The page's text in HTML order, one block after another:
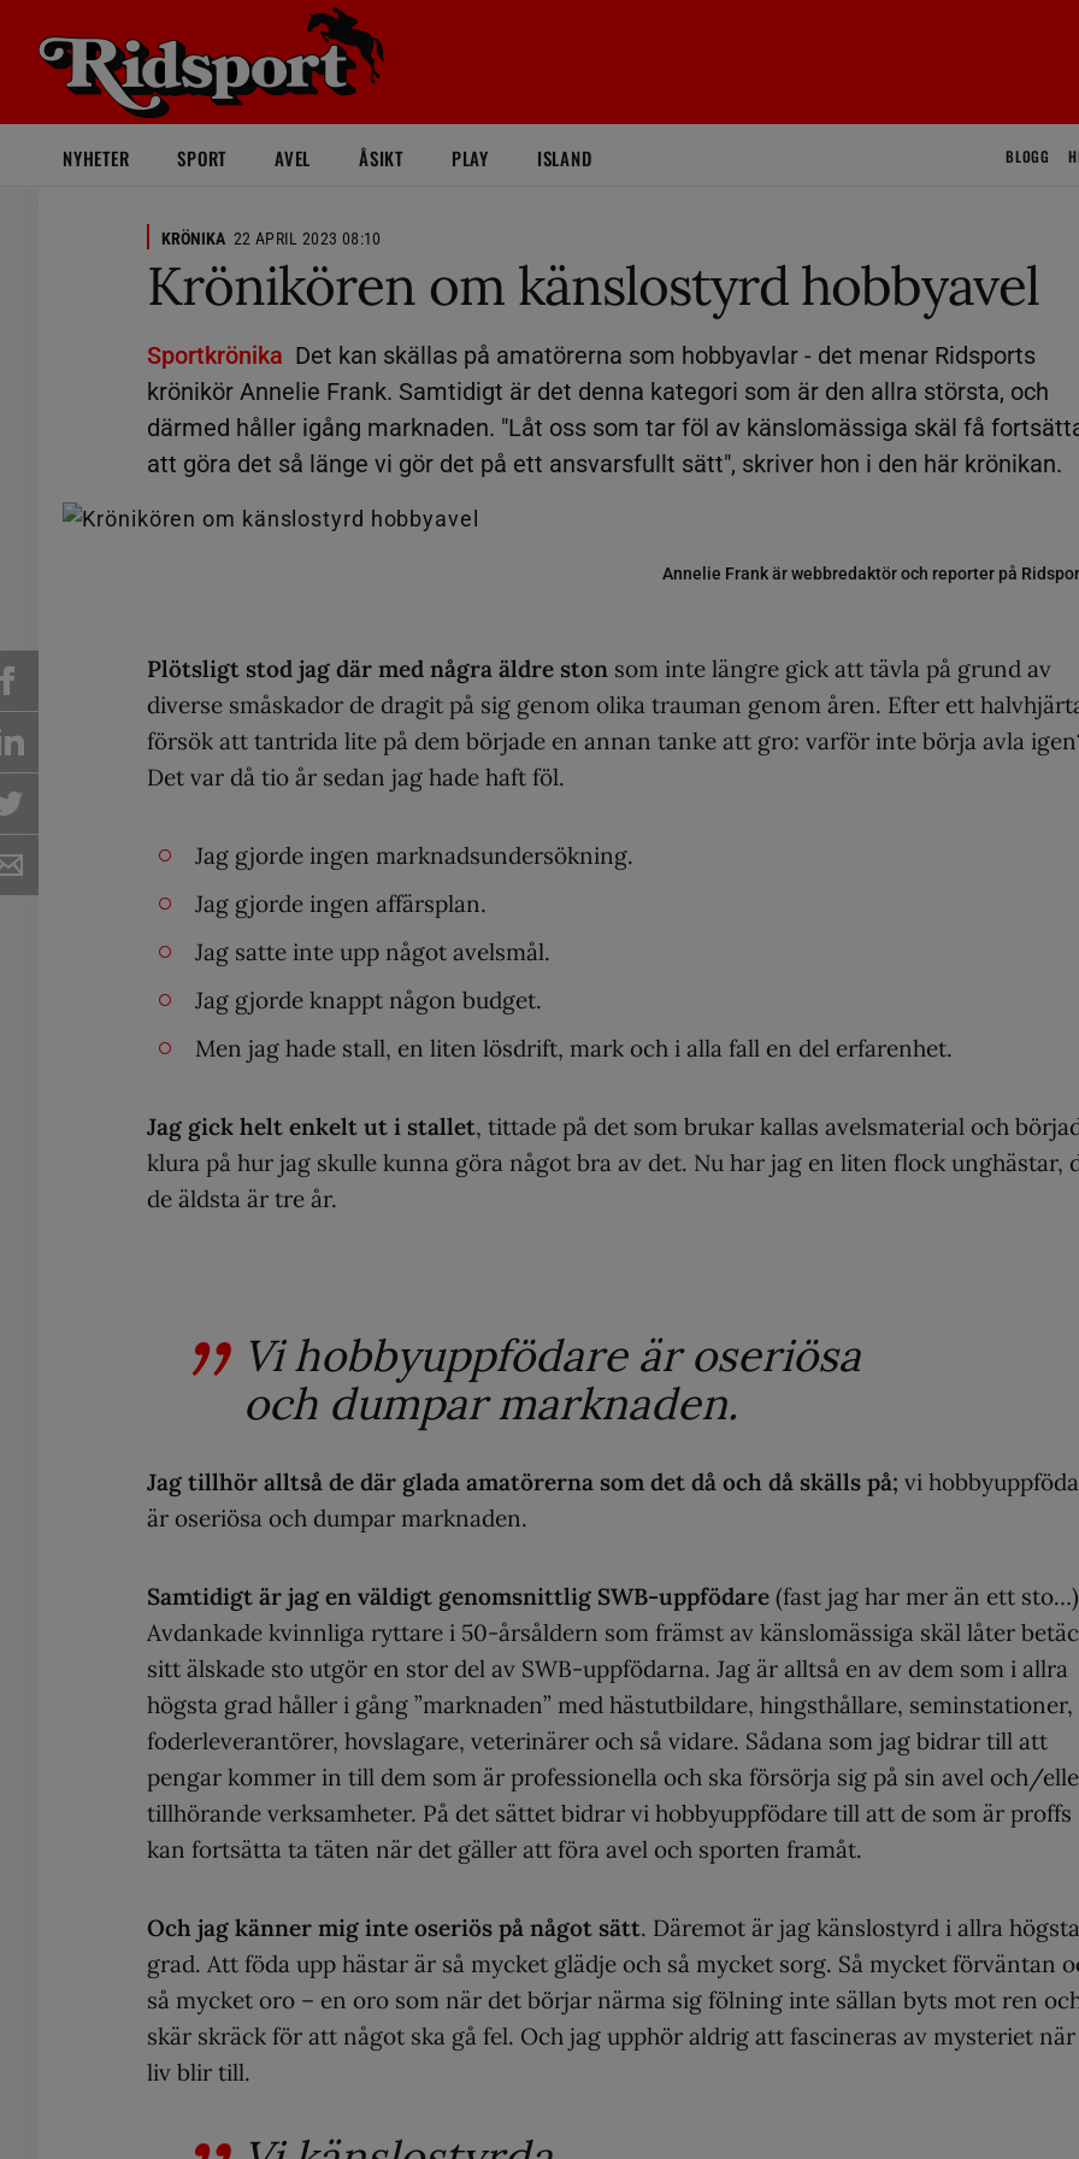
NYHETER SPORT AVEL ÅSIKT PLAY ISLAND BLOGG
KRÖNIKA 22 APRIL 2023 08:10
Krönikören om känslostyrd hobbyavel
Sportkrönika Det kan skällas på amatörerna som hobbyavlar - det menar Ridsports
krönikör Annelie Frank. Samtidigt är det denna kategori som är den allra största, och
därmed håller igång marknaden. "Låt oss som tar föl av känslomässiga skäl få
att göra det så länge vi gör det på ett ansvarsfullt sätt", skriver hon i den här krönikan.
Annelie Frank är webbredaktör och reporter på
Plötsligt stod jag där med några äldre ston som inte längre gick att tävla på grund av
diverse småskador de dragit på sig genom olika trauman genom åren. Efter ett
försök att tantrida lite på dem började en annan tanke att gro: varför inte börja avla
Det var då tio år sedan jag hade haft föl.
Jag gjorde ingen marknadsundersökning.
Jag gjorde ingen affärsplan.
Jag satte inte upp något avelsmål.
Jag gjorde knappt någon budget.
Men jag hade stall, en liten lösdrift, mark och i alla fall en del erfarenhet.
Jag gick helt enkelt ut i stallet, tittade på det som brukar kallas avelsmaterial och
klura på hur jag skulle kunna göra något bra av det. Nu har jag en liten flock unghästar,
de äldsta är tre år.
Vi hobbyuppfödare är oseriösa
och dumpar marknaden.
Jag tillhör alltså de där glada amatörerna som det då och då skälls på; vi
är oseriösa och dumpar marknaden.
Samtidigt är jag en väldigt genomsnittlig SWB-uppfödare (fast jag har mer än ett
Avdankade kvinnliga ryttare i 50-årsåldern som främst av känslomässiga skäl låter
sitt älskade sto utgör en stor del av SWB-uppfödarna. Jag är alltså en av dem som i allra
högsta grad håller i gång ”marknaden” med hästutbildare, hingsthållare, seminstationer,
foderleverantörer, hovslagare, veterinärer och så vidare. Sådana som jag bidrar till att
pengar kommer in till dem som är professionella och ska försörja sig på sin avel och/
tillhörande verksamheter. På det sättet bidrar vi hobbyuppfödare till att de som är proffs
kan fortsätta ta täten när det gäller att föra avel och sporten framåt.
Och jag känner mig inte oseriös på något sätt. Däremot är jag känslostyrd i allra högsta
grad. Att föda upp hästar är så mycket glädje och så mycket sorg. Så mycket förväntan
så mycket oro – en oro som när det börjar närma sig fölning inte sällan byts mot ren
skär skräck för att något ska gå fel. Och jag upphör aldrig att fascineras av mysteriet
liv blir till.